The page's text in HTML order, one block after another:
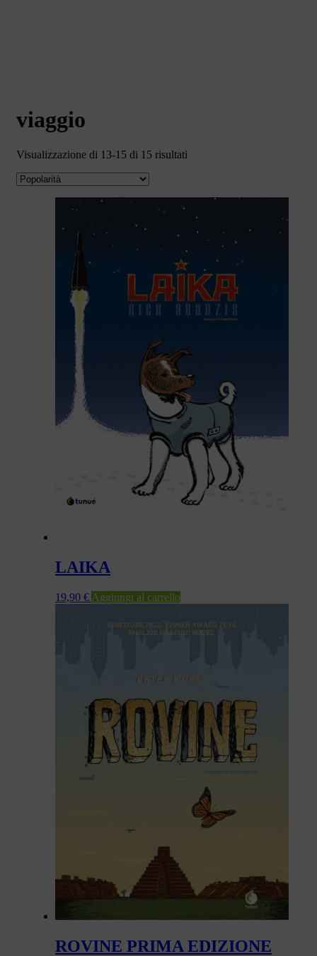
viaggio
Visualizzazione di 13-15 di 15 risultati
LAIKA
19,90 € Aggiungi al carrello
ROVINE PRIMA EDIZIONE